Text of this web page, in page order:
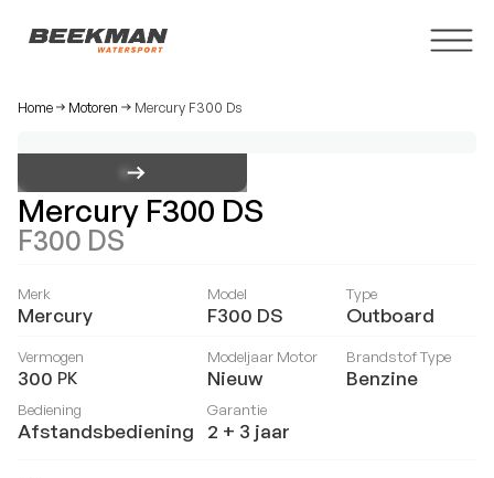
Home Motoren Mercury F300 Ds
Mercury F300 DS
F300 DS
Merk
Mercury
Model
F300 DS
Type
Outboard
Vermogen
300 PK
Modeljaar Motor
Nieuw
Brandstof Type
Benzine
Bediening
Afstandsbediening
Garantie
2 + 3 jaar